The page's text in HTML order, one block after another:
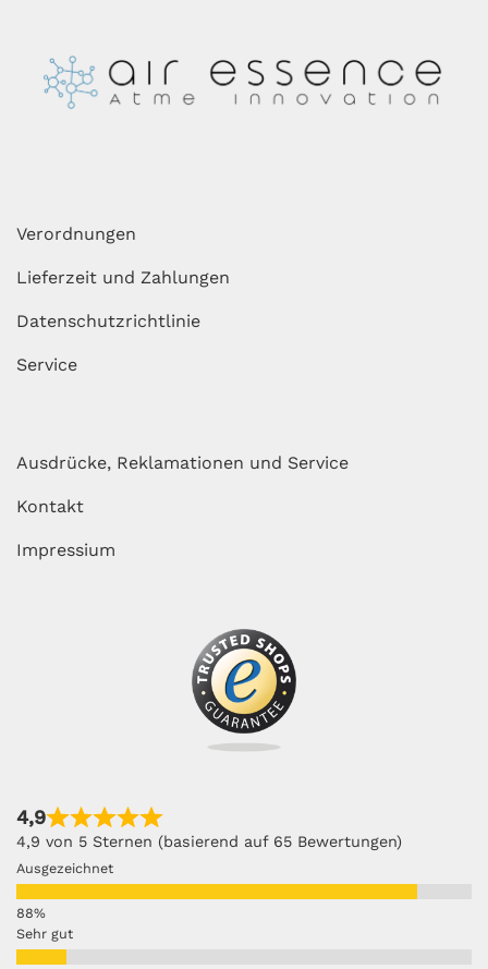
Verordnungen
Lieferzeit und Zahlungen
Datenschutzrichtlinie
Service
Ausdrücke, Reklamationen und Service
Kontakt
Impressium
4,9
4,9 von 5 Sternen (basierend auf 65 Bewertungen)
Ausgezeichnet
Sehr gut